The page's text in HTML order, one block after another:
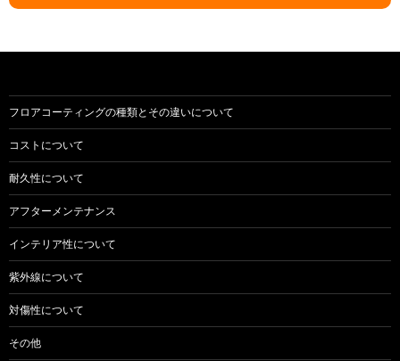
フロアコーティングの種類とその違いについて
コストについて
耐久性について
アフターメンテナンス
インテリア性について
紫外線について
対傷性について
その他